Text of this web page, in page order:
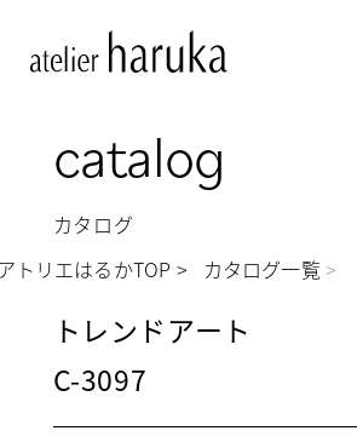
catalog
カタログ
トリエはるかTOP
カタログ一覧
トレンドアート
C-3097